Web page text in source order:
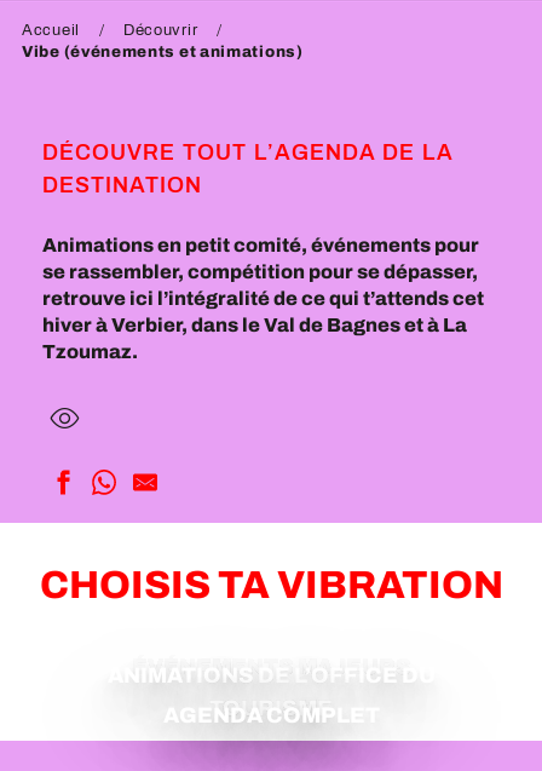
Accueil
Découvrir
Vibe (événements et animations)
DÉCOUVRE TOUT L’AGENDA DE LA
DESTINATION
Animations en petit comité, événements pour
se rassembler, compétition pour se dépasser,
retrouve ici l’intégralité de ce qui t’attends cet
hiver à Verbier, dans le Val de Bagnes et à La
Tzoumaz.
CHOISIS TA VIBRATION
ÉVÉNEMENTS MAJEURS
ANIMATIONS DE L’OFFICE DU
TOURISME
AGENDA COMPLET